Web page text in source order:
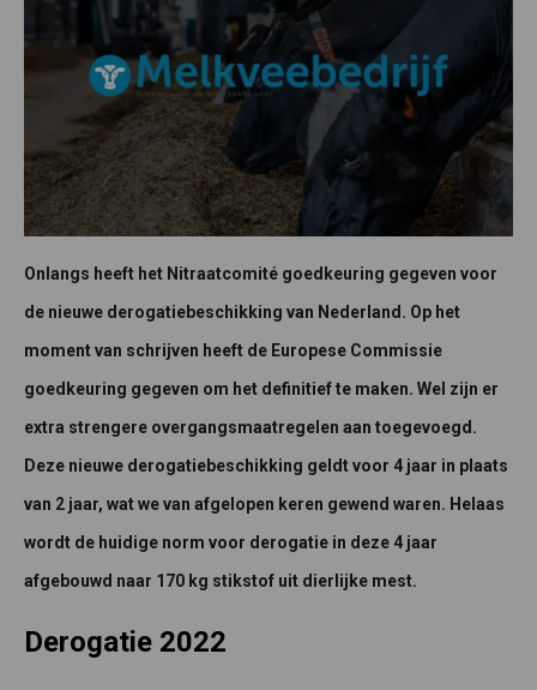
Onlangs heeft het Nitraatcomité goedkeuring gegeven voor
de nieuwe derogatiebeschikking van Nederland. Op het
moment van schrijven heeft de Europese Commissie
goedkeuring gegeven om het definitief te maken. Wel zijn er
extra strengere overgangsmaatregelen aan toegevoegd.
Deze nieuwe derogatiebeschikking geldt voor 4 jaar in plaats
van 2 jaar, wat we van afgelopen keren gewend waren. Helaas
wordt de huidige norm voor derogatie in deze 4 jaar
afgebouwd naar 170 kg stikstof uit dierlijke mest.
Derogatie 2022